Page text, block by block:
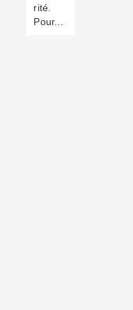
rité.
Pour...